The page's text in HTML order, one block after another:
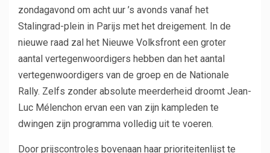
zondagavond om acht uur ’s avonds vanaf het
Stalingrad-plein in Parijs met het dreigement. In de
nieuwe raad zal het Nieuwe Volksfront een groter
aantal vertegenwoordigers hebben dan het aantal
vertegenwoordigers van de groep en de Nationale
Rally. Zelfs zonder absolute meerderheid droomt Jean-
Luc Mélenchon ervan een van zijn kampleden te
dwingen zijn programma volledig uit te voeren.
Door prijscontroles bovenaan haar prioriteitenlijst te